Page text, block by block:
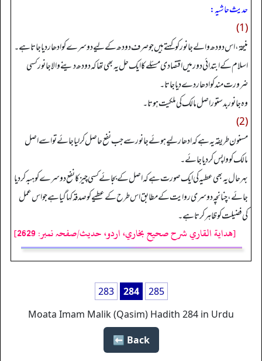
حدیث حاشیہ:
(1)
منيحة، اس دودھ والے جانور کو کہتے ہیں جو صرف دودھ کے لیے دوسرے کو ادھار دیا جاتا ہے۔
اسلام کے ابتدائی دور میں اقتصادی مسئلے کا ایک حل یہ بھی تھا کہ دودھ دینے والا جانور کسی
ضرورت مند کو ادھار دے دیا جاتا۔
وہ جانور بدستور اصل مالک کی ملکیت ہوتا۔
(2)
مسنون طریقہ یہ ہے کہ ادھار لیے ہوئے جانور سے جب نفع حاصل کر لیا جائے تو اسے اصل
مالک کو واپس کر دیا جائے۔
بہرحال یہ بھی عطیہ کی ایک صورت ہے کہ اصل کے بجائے کسی چیز کا نفع دوسرے کو ہبہ کر دیا
جائے، چنانچہ دوسری روایت کے مطابق اس طرح کے عطیے کو صدقہ کہا گیا ہے جو اس عمل
کی فضیلت کو ظاہر کرتا ہے۔
[هداية القاري شرح صحيح بخاري، اردو، حدیث/صفحہ نمبر: 2629]
283 284
285
Moata Imam Malik (Qasim) Hadith 284 in Urdu
Back ⬅️